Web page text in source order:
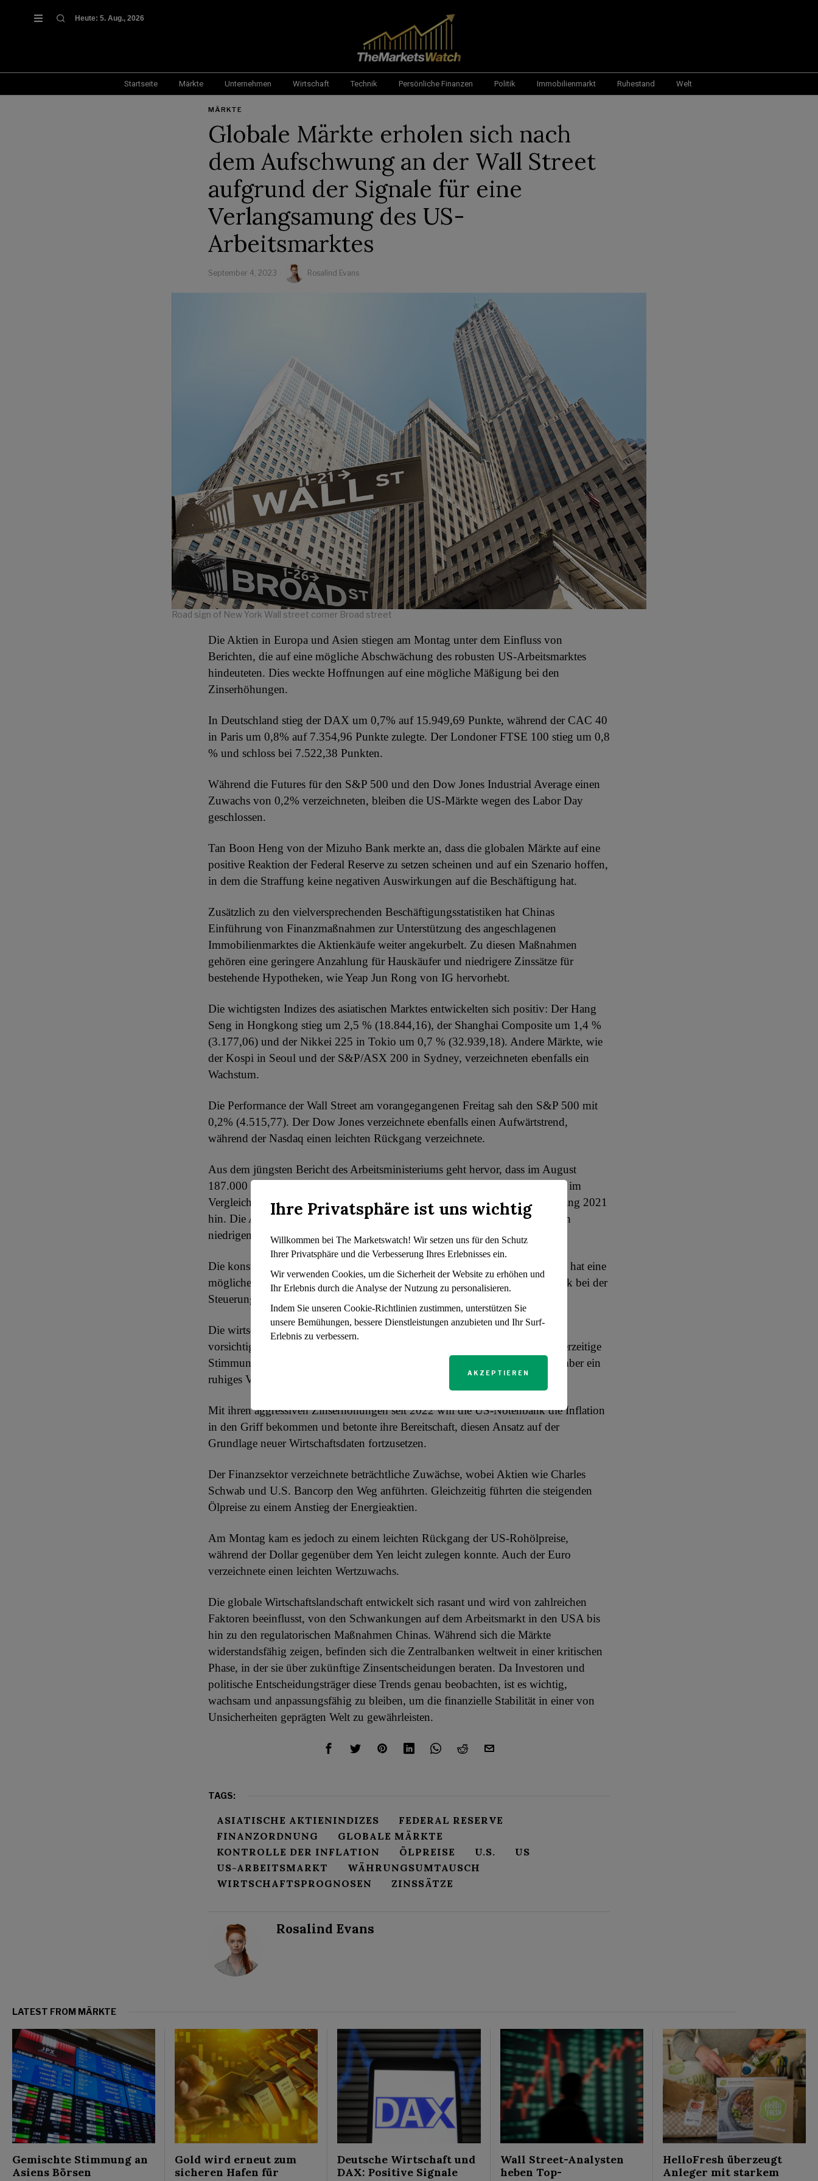
Heute: 5. Aug., 2026
Startseite Märkte Unternehmen Wirtschaft Technik Persönliche Finanzen Politik Immobilienmarkt Ruhestand Welt
MÄRKTE
Globale Märkte erholen sich nach
dem Aufschwung an der Wall Street
aufgrund der Signale für eine
Verlangsamung des US-
Arbeitsmarktes
September 4, 2023 Rosalind Evans
Road sign of New York Wall street corner Broad street
Die Aktien in Europa und Asien stiegen am Montag unter dem Einfluss von
Berichten, die auf eine mögliche Abschwächung des robusten US-Arbeitsmarktes
hindeuteten. Dies weckte Hoffnungen auf eine mögliche Mäßigung bei den
Zinserhöhungen.
In Deutschland stieg der DAX um 0,7% auf 15.949,69 Punkte, während der CAC 40
in Paris um 0,8% auf 7.354,96 Punkte zulegte. Der Londoner FTSE 100 stieg um 0,8
% und schloss bei 7.522,38 Punkten.
Während die Futures für den S&P 500 und den Dow Jones Industrial Average einen
Zuwachs von 0,2% verzeichneten, bleiben die US-Märkte wegen des Labor Day
geschlossen.
Tan Boon Heng von der Mizuho Bank merkte an, dass die globalen Märkte auf eine
positive Reaktion der Federal Reserve zu setzen scheinen und auf ein Szenario hoffen,
in dem die Straffung keine negativen Auswirkungen auf die Beschäftigung hat.
Zusätzlich zu den vielversprechenden Beschäftigungsstatistiken hat Chinas
Einführung von Finanzmaßnahmen zur Unterstützung des angeschlagenen
Immobilienmarktes die Aktienkäufe weiter angekurbelt. Zu diesen Maßnahmen
gehören eine geringere Anzahlung für Hauskäufer und niedrigere Zinssätze für
bestehende Hypotheken, wie Yeap Jun Rong von IG hervorhebt.
Die wichtigsten Indizes des asiatischen Marktes entwickelten sich positiv: Der Hang
Seng in Hongkong stieg um 2,5 % (18.844,16), der Shanghai Composite um 1,4 %
(3.177,06) und der Nikkei 225 in Tokio um 0,7 % (32.939,18). Andere Märkte, wie
der Kospi in Seoul und der S&P/ASX 200 in Sydney, verzeichneten ebenfalls ein
Wachstum.
Die Performance der Wall Street am vorangegangenen Freitag sah den S&P 500 mit
0,2% (4.515,77). Der Dow Jones verzeichnete ebenfalls einen Aufwärtstrend,
während der Nasdaq einen leichten Rückgang verzeichnete.
Aus dem jüngsten Bericht des Arbeitsministeriums geht hervor, dass im August
187.000 neue Arbeitsplätze entstanden sind. Dies zeigt eine stärkere Leistung im
Vergleich zum Juli, deutet aber auf eine Verlangsamung im Vergleich zu Anfang 2021
hin. Die Arbeitslosenquote ist leicht gestiegen, bleibt aber auf einem historisch
niedrigen Niveau.
Die konstante Entwicklung bei den Einstellungen und den Konsumausgaben hat eine
mögliche Rezession im Jahr 2023 verhindert. Dennoch hat sie die Zentralbank bei der
Steuerung der Inflation vor Herausforderungen gestellt.
Die wirtschaftliche Entwicklung in der Vergangenheit hat die Marktanalysten
vorsichtig werden lassen, was die Zinsentscheidungen der Fed angeht. Die derzeitige
Stimmung deutet jedoch darauf hin, dass auf der nächsten Sitzung im September ein
ruhiges Vorgehen zu erwarten ist.
Mit ihren aggressiven Zinserhöhungen seit 2022 will die US-Notenbank die Inflation
in den Griff bekommen und betonte ihre Bereitschaft, diesen Ansatz auf der
Grundlage neuer Wirtschaftsdaten fortzusetzen.
Der Finanzsektor verzeichnete beträchtliche Zuwächse, wobei Aktien wie Charles
Schwab und U.S. Bancorp den Weg anführten. Gleichzeitig führten die steigenden
Ölpreise zu einem Anstieg der Energieaktien.
Am Montag kam es jedoch zu einem leichten Rückgang der US-Rohölpreise,
während der Dollar gegenüber dem Yen leicht zulegen konnte. Auch der Euro
verzeichnete einen leichten Wertzuwachs.
Die globale Wirtschaftslandschaft entwickelt sich rasant und wird von zahlreichen
Faktoren beeinflusst, von den Schwankungen auf dem Arbeitsmarkt in den USA bis
hin zu den regulatorischen Maßnahmen Chinas. Während sich die Märkte
widerstandsfähig zeigen, befinden sich die Zentralbanken weltweit in einer kritischen
Phase, in der sie über zukünftige Zinsentscheidungen beraten. Da Investoren und
politische Entscheidungsträger diese Trends genau beobachten, ist es wichtig,
wachsam und anpassungsfähig zu bleiben, um die finanzielle Stabilität in einer von
Unsicherheiten geprägten Welt zu gewährleisten.
TAGS:
ASIATISCHE AKTIENINDIZES
FEDERAL RESERVE
FINANZORDNUNG
GLOBALE MÄRKTE
KONTROLLE DER INFLATION
ÖLPREISE U.S.
US
US-ARBEITSMARKT
WÄHRUNGSUMTAUSCH
WIRTSCHAFTSPROGNOSEN
ZINSSÄTZE
Rosalind Evans
LATEST FROM MÄRKTE
Gemischte Stimmung an
Asiens Börsen
Gold wird erneut zum
sicheren Hafen für
Deutsche Wirtschaft und
DAX: Positive Signale
Wall Street-Analysten
heben Top-
HelloFresh überzeugt
Anleger mit starkem
Ihre Privatsphäre ist uns wichtig
Willkommen bei The Marketswatch! Wir setzen uns für den Schutz
Ihrer Privatsphäre und die Verbesserung Ihres Erlebnisses ein.
Wir verwenden Cookies, um die Sicherheit der Website zu erhöhen und
Ihr Erlebnis durch die Analyse der Nutzung zu personalisieren.
Indem Sie unseren Cookie-Richtlinien zustimmen, unterstützen Sie
unsere Bemühungen, bessere Dienstleistungen anzubieten und Ihr Surf-
Erlebnis zu verbessern.
AKZEPTIEREN